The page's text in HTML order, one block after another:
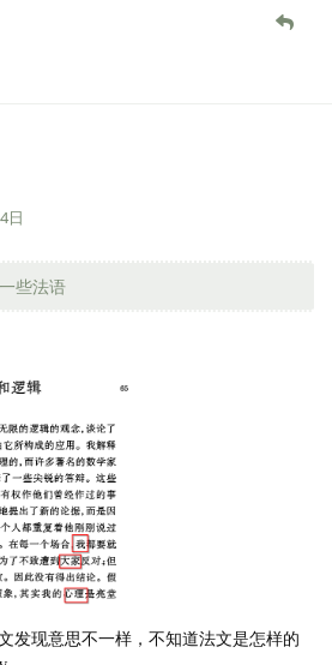
日
些法语
发现意思不一样，不知道法文是怎样的